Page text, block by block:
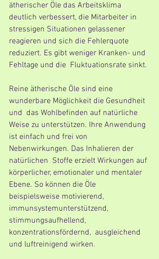
ätherischer Öle das Arbeitsklima
deutlich verbessert, die Mitarbeiter in
stressigen Situationen gelassener
reagieren und sich die Fehlerquote
reduziert. Es gibt weniger Kranken- und
Fehltage und die  Fluktuationsrate sinkt.
Reine ätherische Öle sind eine
wunderbare Möglichkeit die Gesundheit
und  das Wohlbefinden auf natürliche
Weise zu unterstützen. Ihre Anwendung
ist einfach und frei von
Nebenwirkungen. Das Inhalieren der
natürlichen  Stoffe erzielt Wirkungen auf
körperlicher, emotionaler und mentaler
Ebene. So können die Öle
beispielsweise motivierend,
immunsystemunterstützend,
stimmungsaufhellend,
konzentrationsfördernd,  ausgleichend
und luftreinigend wirken.